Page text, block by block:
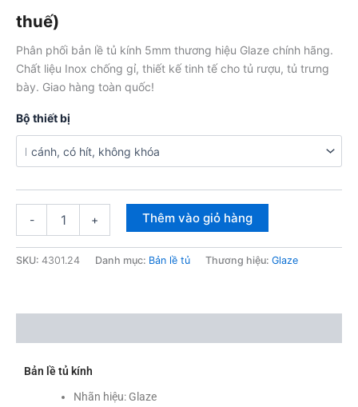
thuế)
Phân phối bản lề tủ kính 5mm thương hiệu Glaze chính hãng.
Chất liệu Inox chống gỉ, thiết kế tinh tế cho tủ rượu, tủ trưng
bày. Giao hàng toàn quốc!
Bộ thiết bị
- + Thêm vào giỏ hàng
SKU: 4301.24 Danh mục: Bản lề tủ Thương hiệu: Glaze
Bản lề tủ kính
Nhãn hiệu: Glaze